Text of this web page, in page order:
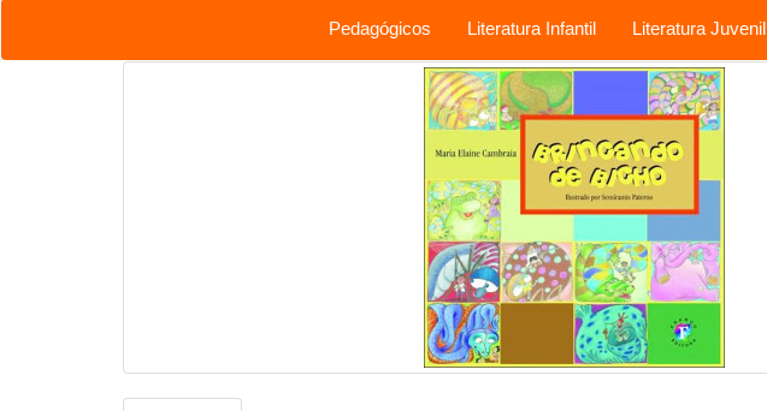
Pedagógicos Literatura Infantil Literatura Juvenil